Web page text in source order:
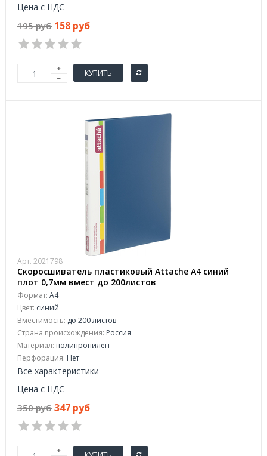
Цена с НДС
195 руб 158 руб
КУПИТЬ
Арт. 2021798
Скоросшиватель пластиковый Attache A4 синий
плот 0,7мм вмест до 200листов
Формат: А4
Цвет: синий
Вместимость: до 200 листов
Страна происхождения: Россия
Материал: полипропилен
Перфорация: Нет
Все характеристики
Цена с НДС
350 руб 347 руб